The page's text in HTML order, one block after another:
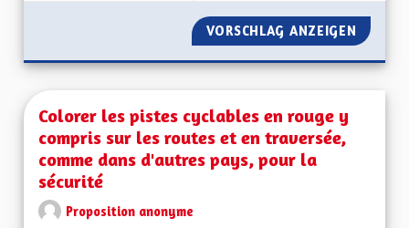
VORSCHLAG ANZEIGEN
Colorer les pistes cyclables en rouge y
compris sur les routes et en traversée,
comme dans d'autres pays, pour la
sécurité
Proposition anonyme